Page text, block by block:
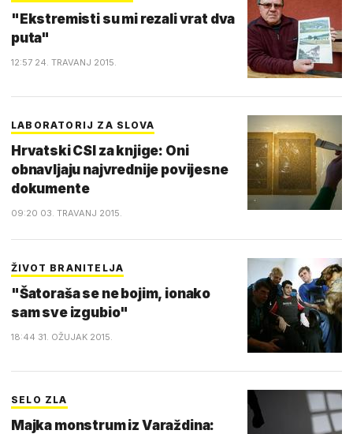
"Ekstremisti su mi rezali vrat dva
puta"
12:57 24. TRAVANJ 2015.
LABORATORIJ ZA SLOVA
Hrvatski CSI za knjige: Oni
obnavljaju najvrednije povijesne
dokumente
09:20 03. TRAVANJ 2015.
ŽIVOT BRANITELJA
"Šatoraša se ne bojim, ionako
sam sve izgubio"
18:44 31. OŽUJAK 2015.
SELO ZLA
Majka monstrum iz Varaždina: